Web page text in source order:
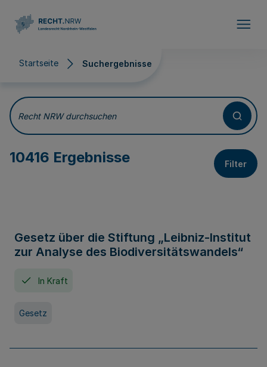
Startseite Suchergebnisse
Suchergebnisse
Recht NRW durchsuchen
10416 Ergebnisse Filter
Gesetz über die Stiftung „Leibniz-Institut
zur Analyse des Biodiversitätswandels“
In Kraft
Gesetz